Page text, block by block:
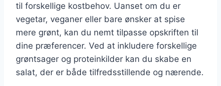
til forskellige kostbehov. Uanset om du er
vegetar, veganer eller bare ønsker at spise
mere grønt, kan du nemt tilpasse opskriften til
dine præferencer. Ved at inkludere forskellige
grøntsager og proteinkilder kan du skabe en
salat, der er både tilfredsstillende og nærende.